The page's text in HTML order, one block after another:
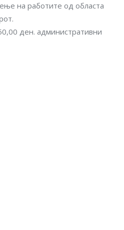
на работите од областа
ден. административни